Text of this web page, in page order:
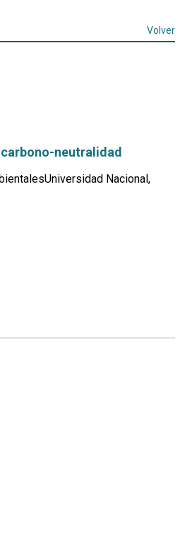
Volver
neutralidad
Nacional,